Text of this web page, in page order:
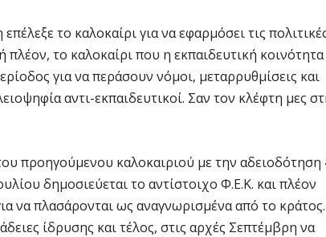
το καλοκαίρι για να εφαρμόσει τις
πλέον, το καλοκαίρι που η εκπαιδευτική κοινότητα
για να περάσουν νόμοι, μεταρρυθμίσεις και
αντι-εκπαιδευτικοί. Σαν τον κλέφτη μες
προηγούμενου καλοκαιριού με την αδειοδότηση
δημοσιεύεται το αντίστοιχο Φ.Ε.Κ. και πλέον
να πλασάρονται ως αναγνωρισμένα από το κράτος.
ίδρυσης και τέλος, στις αρχές Σεπτέμβρη να